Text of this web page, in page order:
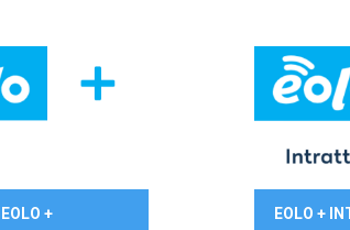
EOLO + 29,90€/
EOLO +